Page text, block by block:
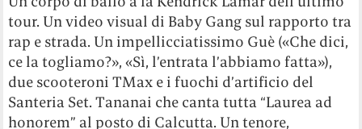
tour. Un video visual di Baby Gang sul rapporto tra
rap e strada. Un impellicciatissimo Guè («Che dici,
ce la togliamo?», «Sì, l’entrata l’abbiamo fatta»),
due scooteroni TMax e i fuochi d’artificio del
Santeria Set. Tananai che canta tutta “Laurea ad
honorem” al posto di Calcutta. Un tenore,